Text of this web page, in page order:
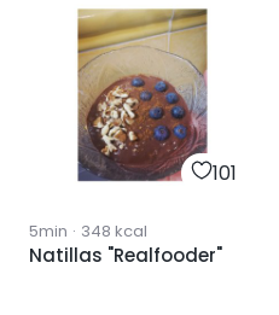
101
5min · 348 kcal
Natillas "Realfooder"